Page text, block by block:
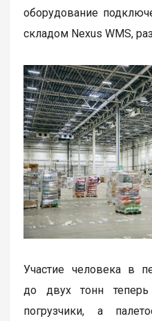
оборудование
складом Nexus WMS,
Участие человека в
до двух тонн
погрузчики, а